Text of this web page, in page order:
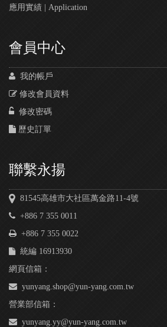
應用實績 | Application
會員中心
我的帳戶
修改會員資料
修改密碼
歷史訂單
聯繫永揚
81545高雄市大社區萬金路11-4號
+886 7 355 0011
+886 7 355 0022
統編 16913930
網頁信箱：
yunyang.shop@yun-yang.com.tw
營業部信箱：
yunyang.yy@yun-yang.com.tw